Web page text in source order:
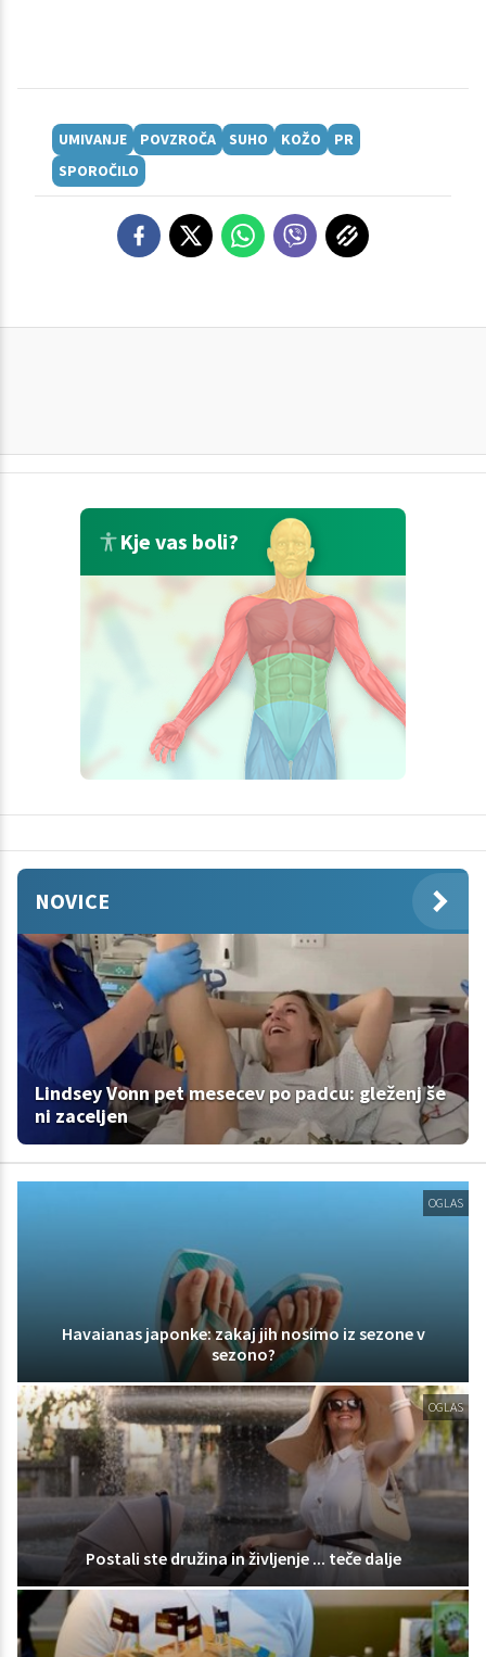
UMIVANJE POVZROČA SUHO KOŽO
PR
SPOROČILO
Kje vas boli?
NOVICE
Lindsey Vonn pet mesecev po padcu: gleženj še
ni zaceljen
OGLAS
Havaianas japonke: zakaj jih nosimo iz sezone v
sezono?
OGLAS
Postali ste družina in življenje ... teče dalje